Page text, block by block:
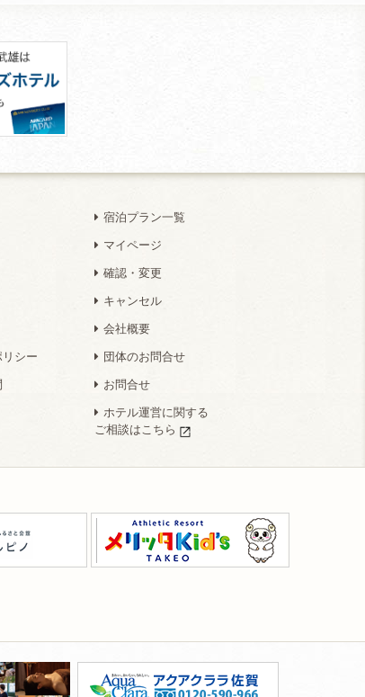
シー
宿泊プラン一覧
マイページ
確認・変更
キャンセル
会社概要
団体のお問合せ
お問合せ
ホテル運営に関する
ご相談はこちら